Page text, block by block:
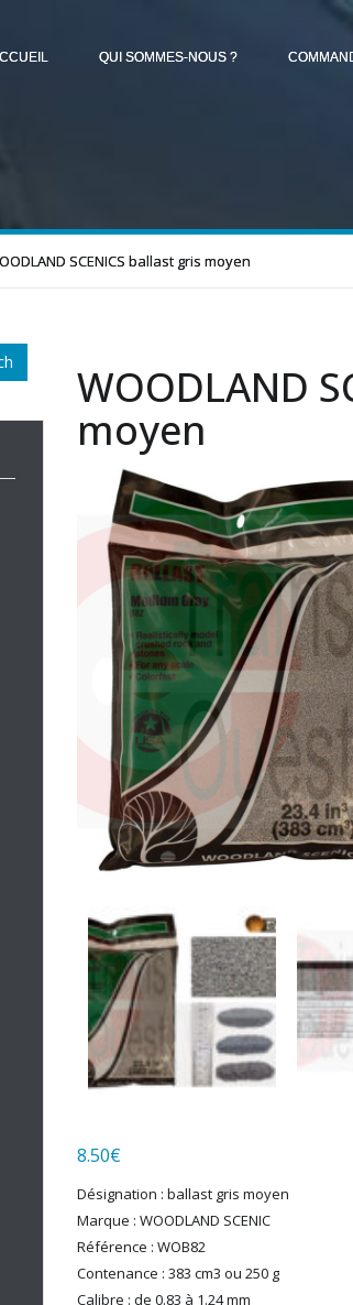
QUI SOMMES-NOUS ?
SCENICS ballast gris moyen
WOODLAND
moyen
8.50€
Désignation : ballast gris moyen
Marque : WOODLAND SCENIC
Référence : WOB82
Contenance : 383 cm3 ou 250 g
Calibre : de 0.83 à 1.24 mm